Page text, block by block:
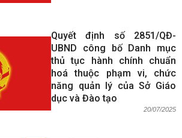
Quyết định số 2851/QĐ-
UBND công bố Danh mục
thủ tục hành chính chuẩn
hoá thuộc phạm vi, chức
năng quản lý của Sở Giáo
dục và Đào tạo
20/07/2025